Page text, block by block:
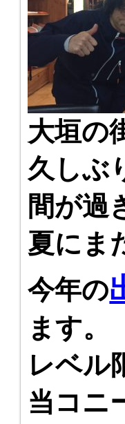
大垣の
久しぶ
間が過
夏にま
今年の
ます。
レベル
当コニ